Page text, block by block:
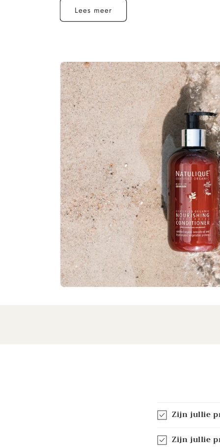
Lees meer
Zijn jullie
Zijn jullie